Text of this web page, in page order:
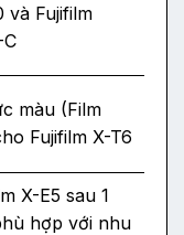
và Fujifilm
màu (Film
Fujifilm X-T6
X-E5 sau 1
hợp với nhu